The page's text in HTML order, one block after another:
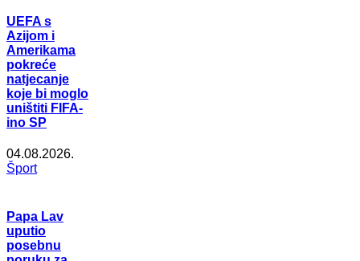
UEFA s
Azijom i
Amerikama
pokreće
natjecanje
koje bi moglo
uništiti FIFA-
ino SP
04.08.2026.
Šport
Papa Lav
uputio
posebnu